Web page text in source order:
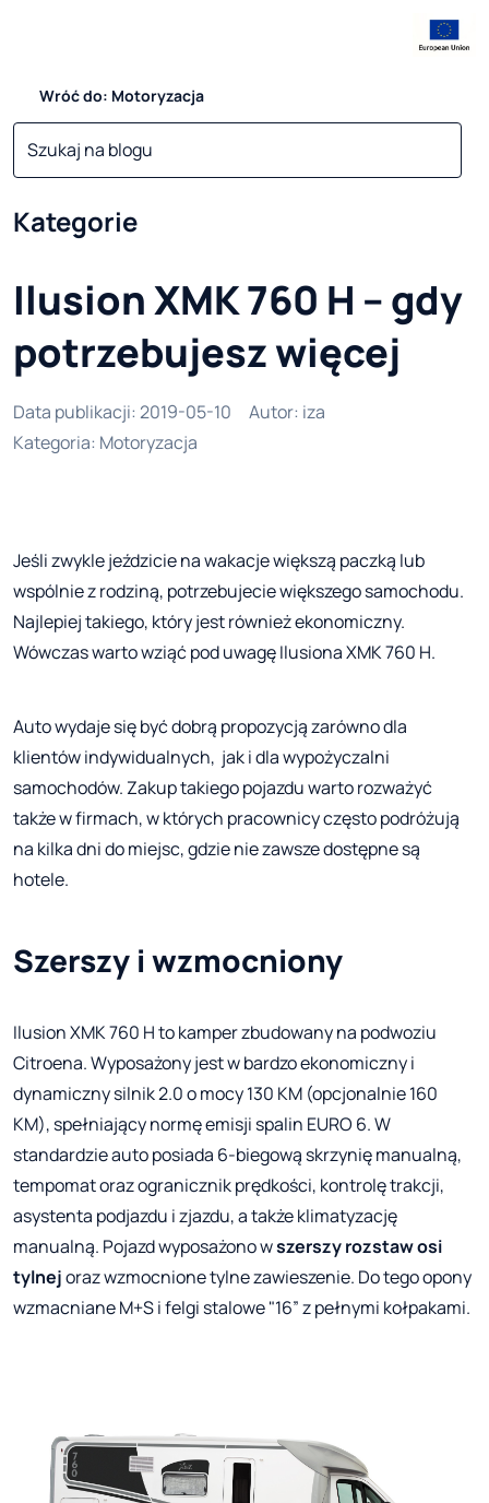
Wróć do: Motoryzacja
Kategorie
Ilusion XMK 760 H – gdy
potrzebujesz więcej
Data publikacji: 2019-05-10 Autor: iza
Kategoria: Motoryzacja
Jeśli zwykle jeździcie na wakacje większą paczką lub
wspólnie z rodziną, potrzebujecie większego samochodu.
Najlepiej takiego, który jest również ekonomiczny.
Wówczas warto wziąć pod uwagę Ilusiona XMK 760 H.
Auto wydaje się być dobrą propozycją zarówno dla
klientów indywidualnych, jak i dla wypożyczalni
samochodów. Zakup takiego pojazdu warto rozważyć
także w firmach, w których pracownicy często podróżują
na kilka dni do miejsc, gdzie nie zawsze dostępne są
hotele.
Szerszy i wzmocniony
Ilusion XMK 760 H to kamper zbudowany na podwoziu
Citroena. Wyposażony jest w bardzo ekonomiczny i
dynamiczny silnik 2.0 o mocy 130 KM (opcjonalnie 160
KM), spełniający normę emisji spalin EURO 6. W
standardzie auto posiada 6-biegową skrzynię manualną,
tempomat oraz ogranicznik prędkości, kontrolę trakcji,
asystenta podjazdu i zjazdu, a także klimatyzację
manualną. Pojazd wyposażono wszerszy rozstaw osi
tylnejoraz wzmocnione tylne zawieszenie. Do tego opony
wzmacniane M+S i felgi stalowe "16” z pełnymi kołpakami.